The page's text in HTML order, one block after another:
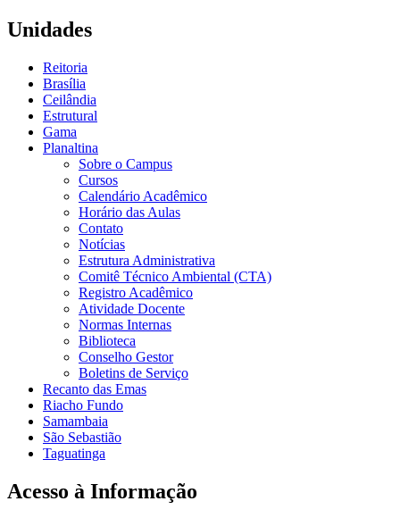
Unidades
Reitoria
Brasília
Ceilândia
Estrutural
Gama
Planaltina
Sobre o Campus
Cursos
Calendário Acadêmico
Horário das Aulas
Contato
Notícias
Estrutura Administrativa
Comitê Técnico Ambiental (CTA)
Registro Acadêmico
Atividade Docente
Normas Internas
Biblioteca
Conselho Gestor
Boletins de Serviço
Recanto das Emas
Riacho Fundo
Samambaia
São Sebastião
Taguatinga
Acesso à Informação